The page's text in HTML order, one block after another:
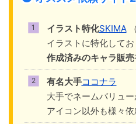
イラスト特化SKIMA
イラストに特化してお
作成済みのキャラ販売
有名大手ココナラ
大手でネームバリュー
アイコン以外も様々